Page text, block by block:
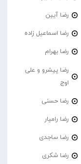
رضا آیین
رضا اسماعیل زاده
رضا بهرام
رضا پیشرو و علی
اوج
رضا حسنی
رضا رامیار
رضا ساجدی
رضا شکری